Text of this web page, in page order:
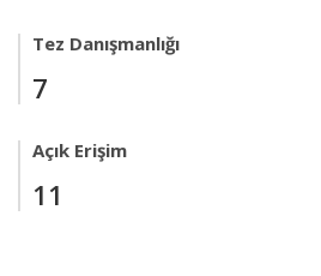
Tez Danışmanlığı
7
Açık Erişim
11